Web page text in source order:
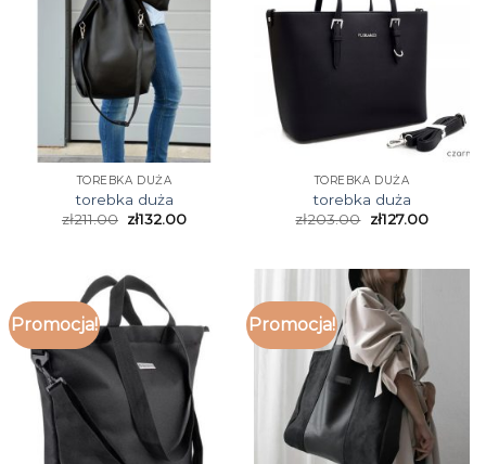
TOREBKA DUŻA
torebka duża
zł211.00 zł132.00
TOREBKA DUŻA
torebka duża
zł203.00 zł127.00
Promocja! Promocja!